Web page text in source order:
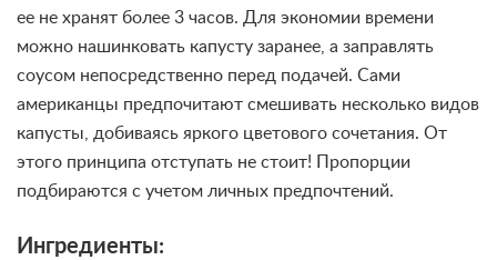
ее не хранят более 3 часов. Для экономии времени
можно нашинковать капусту заранее, а заправлять
соусом непосредственно перед подачей. Сами
американцы предпочитают смешивать несколько видов
капусты, добиваясь яркого цветового сочетания. От
этого принципа отступать не стоит! Пропорции
подбираются с учетом личных предпочтений.
Ингредиенты: